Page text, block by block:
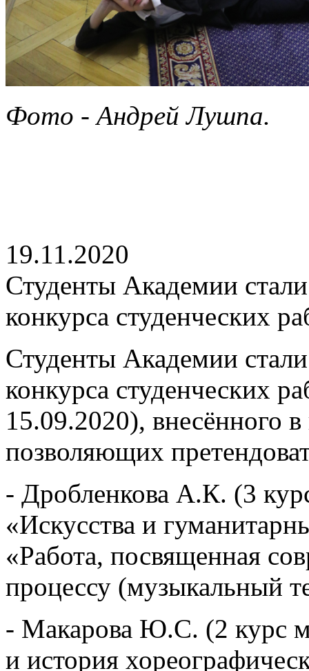
Фото - Андрей Лушпа.
19.11.2020
Студенты Академии
конкурса студенческих
Студенты Академии
конкурса студенческих
15.09.2020), внесённого
позволяющих
- Дробленкова А.К. (3
«Искусства и
«Работа, посвященная
процессу (музыкальный
- Макарова Ю.С. (2 курс
и история